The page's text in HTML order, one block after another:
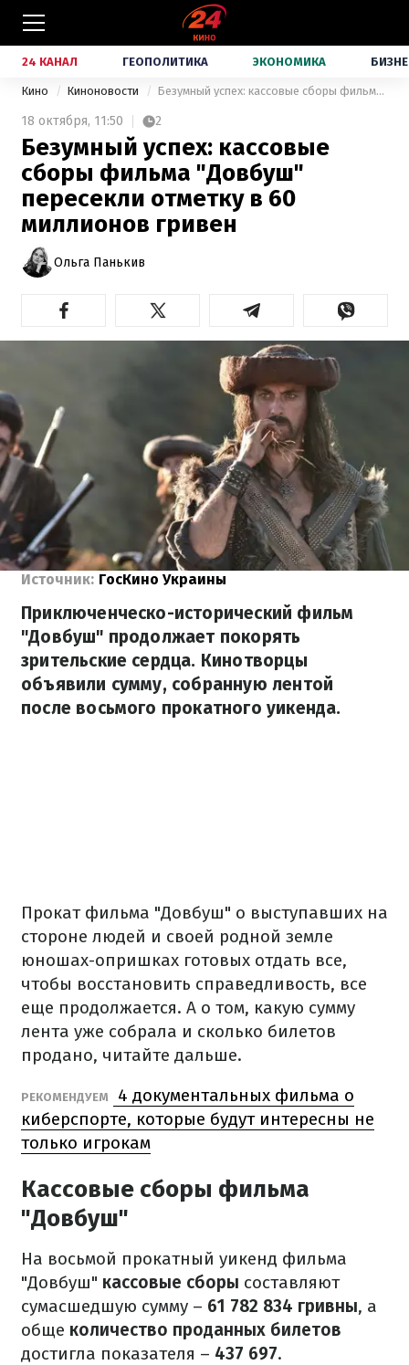
24 КАНАЛ ГЕОПОЛИТИКА ЭКОНОМИКА
Кино Киноновости Безумный успех: кассовые сборы фильма "Довбуш" пересекли отметку в 60 миллионов гривен
18 октября, 11:50 2
Безумный успех: кассовые
сборы фильма "Довбуш"
пересекли отметку в 60
миллионов гривен
Ольга Панькив
Источник: ГосКино Украины
Приключенческо-исторический фильм
"Довбуш" продолжает покорять
зрительские сердца. Кинотворцы
объявили сумму, собранную лентой
после восьмого прокатного уикенда.
Прокат фильма "Довбуш" о выступавших на
стороне людей и своей родной земле
юношах-опришках готовых отдать все,
чтобы восстановить справедливость, все
еще продолжается. А о том, какую сумму
лента уже собрала и сколько билетов
продано, читайте дальше.
РЕКОМЕНДУЕМ
4 документальных фильма о
киберспорте, которые будут интересны не
только игрокам
Кассовые сборы фильма
"Довбуш"
На восьмой прокатный уикенд фильма
"Довбуш" кассовые сборы составляют
сумасшедшую сумму – 61 782 834 гривны, а
обще количество проданных билетов
достигла показателя – 437 697.